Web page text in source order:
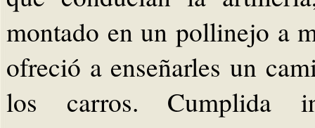
montado en un pollinejo a
ofreció a enseñarles un
los carros. Cumplida